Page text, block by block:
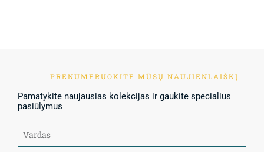
PRENUMERUOKITE MŪSŲ NAUJIENLAIŠKĮ
Pamatykite naujausias kolekcijas ir gaukite specialius
pasiūlymus